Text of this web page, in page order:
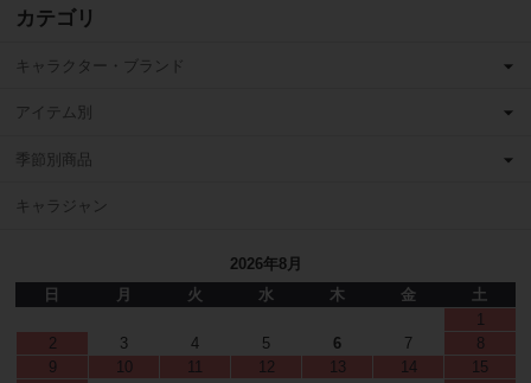
カテゴリ
キャラクター・ブランド
アイテム別
季節別商品
キャラジャン
2026年8月
日
月 火 水 木 金
土
1
2
3 4 5 6 7
8
9
10 11 12 13 14
15